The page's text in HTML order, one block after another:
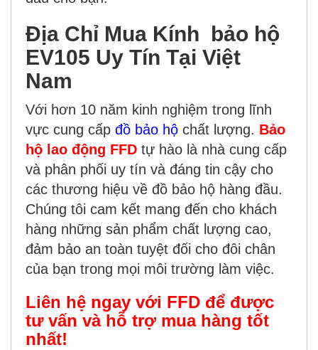
Địa Chỉ Mua Kính bảo hộ
EV105 Uy Tín Tại Việt
Nam
Với hơn 10 năm kinh nghiệm trong lĩnh
vực cung cấp đồ bảo hộ chất lượng. Bảo
hộ lao động FFD tự hào là nhà cung cấp
và phân phối uy tín và đáng tin cậy cho
các thương hiệu về đồ bảo hộ hàng đầu.
Chúng tôi cam kết mang đến cho khách
hàng những sản phẩm chất lượng cao,
đảm bảo an toàn tuyệt đối cho đôi chân
của bạn trong mọi môi trường làm việc.
Liên hệ ngay với FFD để được
tư vấn và hỗ trợ mua hàng tốt
nhất!